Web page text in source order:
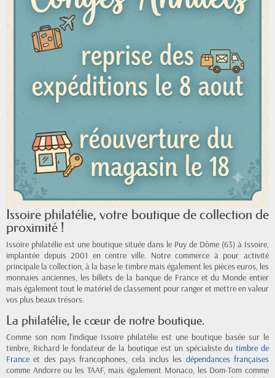
Issoire philatélie, votre boutique de collection de
proximité !
Issoire philatélie est une boutique située dans le Puy de Dôme (63) à Issoire,
implantée depuis 2001 en centre ville. Notre commerce à pour activité
principale la collection, à la base le timbre mais également les pièces euros, les
monnaies anciennes, les billets de la banque de France et du Monde entier
mais également tout le matériel de classement pour ranger et mettre en valeur
vos plus beaux trésors.
La philatélie, le cœur de notre boutique.
Comme son nom l'indique Issoire philatélie est une boutique basée sur le
timbre, Richard le fondateur de la boutique est un spécialiste dutimbre de
France et des pays francophones, cela inclus les dépendances françaises
comme Andorre ou les TAAF, mais également Monaco, les Dom-Tom comme